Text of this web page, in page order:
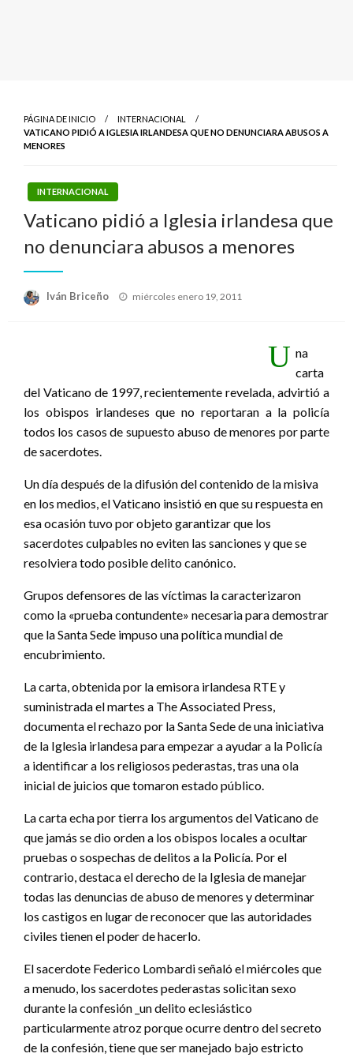
PÁGINA DE INICIO
INTERNACIONAL
VATICANO PIDIÓ A IGLESIA IRLANDESA QUE NO DENUNCIARA ABUSOS A
MENORES
INTERNACIONAL
Vaticano pidió a Iglesia irlandesa que
no denunciara abusos a menores
Iván Briceño
Publicado
miércoles enero 19, 2011
U na
carta
del Vaticano de 1997, recientemente revelada, advirtió a
los obispos irlandeses que no reportaran a la policía
todos los casos de supuesto abuso de menores por parte
de sacerdotes.
Un día después de la difusión del contenido de la misiva
en los medios, el Vaticano insistió en que su respuesta en
esa ocasión tuvo por objeto garantizar que los
sacerdotes culpables no eviten las sanciones y que se
resolviera todo posible delito canónico.
Grupos defensores de las víctimas la caracterizaron
como la «prueba contundente» necesaria para demostrar
que la Santa Sede impuso una política mundial de
encubrimiento.
La carta, obtenida por la emisora irlandesa RTE y
suministrada el martes a The Associated Press,
documenta el rechazo por la Santa Sede de una iniciativa
de la Iglesia irlandesa para empezar a ayudar a la Policía
a identificar a los religiosos pederastas, tras una ola
inicial de juicios que tomaron estado público.
La carta echa por tierra los argumentos del Vaticano de
que jamás se dio orden a los obispos locales a ocultar
pruebas o sospechas de delitos a la Policía. Por el
contrario, destaca el derecho de la Iglesia de manejar
todas las denuncias de abuso de menores y determinar
los castigos en lugar de reconocer que las autoridades
civiles tienen el poder de hacerlo.
El sacerdote Federico Lombardi señaló el miércoles que
a menudo, los sacerdotes pederastas solicitan sexo
durante la confesión _un delito eclesiástico
particularmente atroz porque ocurre dentro del secreto
de la confesión, tiene que ser manejado bajo estricto